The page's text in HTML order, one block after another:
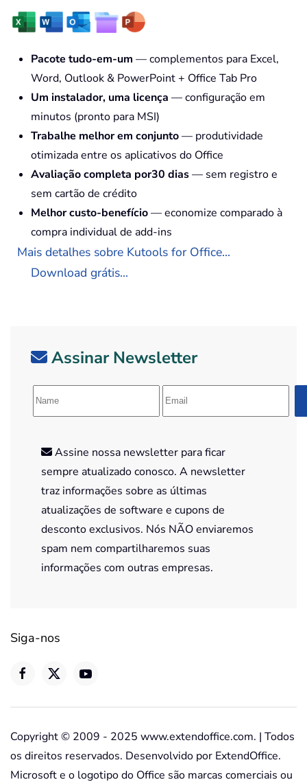
Pacote tudo-em-um — complementos para Excel,
Word, Outlook & PowerPoint + Office Tab Pro
Um instalador, uma licença — configuração em
minutos (pronto para MSI)
Trabalhe melhor em conjunto— produtividade
otimizada entre os aplicativos do Office
Avaliação completa por30 dias— sem registro e
sem cartão de crédito
Melhor custo-benefício— economize comparado à
compra individual de add-ins
Mais detalhes sobre Kutools for Office...
Download grátis...
Assinar Newsletter
Assine nossa newsletter para ficar
sempre atualizado conosco. A newsletter
traz informações sobre as últimas
atualizações de software e cupons de
desconto exclusivos. Nós NÃO enviaremos
spam nem compartilharemos suas
informações com outras empresas.
Siga-nos
Copyright © 2009 - 2025 www.extendoffice.com. | Todos
os direitos reservados. Desenvolvido por ExtendOffice.
Microsoft e o logotipo do Office são marcas comerciais ou